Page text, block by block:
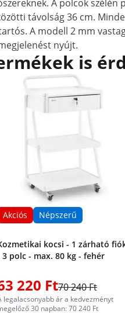
A polcok szélén
távolság 36 cm.
A modell 2 mm
nyújt.
is
Akciós Népszerű
kocsi - 1 zárható
3 polc - max. 80 kg - fehér
220 Ft70 240 Ft
legalacsonyabb ár a kedvezményt
30 napban: 70 240 Ft